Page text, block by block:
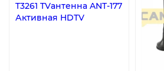
T3261 TVантенна ANT-177
Активная HDTV